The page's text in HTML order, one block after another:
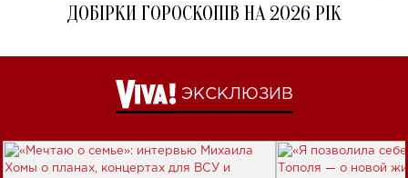
ДОБІРКИ ГОРОСКОПІВ НА 2026 РІК
ЭКСКЛЮЗИВ